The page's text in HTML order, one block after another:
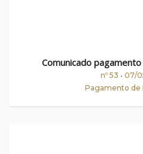
Comunicado
nº 53 • 07/
Pagamento de